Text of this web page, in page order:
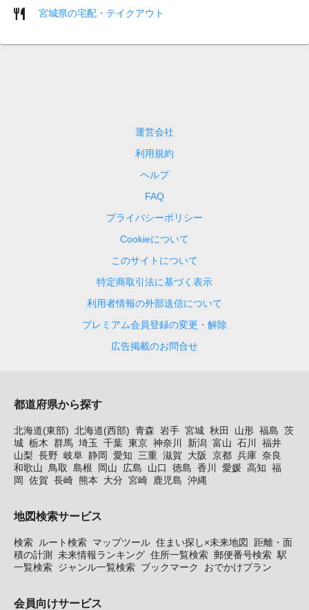
宮城県の宅配・テイクアウト
運営会社
利用規約
ヘルプ
FAQ
プライバシーポリシー
Cookieについて
このサイトについて
特定商取引法に基づく表示
利用者情報の外部送信について
プレミアム会員登録の変更・解除
広告掲載のお問合せ
都道府県から探す
北海道(東部) 北海道(西部) 青森 岩手 宮城 秋田 山形 福島 茨
城 栃木 群馬 埼玉 千葉 東京 神奈川 新潟 富山 石川
福井
山梨 長野 岐阜 静岡 愛知 三重 滋賀 大阪 京都 兵庫 奈良
和歌山
鳥取 島根 岡山 広島 山口 徳島 香川 愛媛 高知 福
岡
佐賀 長崎 熊本 大分 宮崎 鹿児島 沖縄
地図検索サービス
検索 ルート検索 マップツール 住まい探し×未来地図
距離・面
積の計測 未来情報ランキング 住所一覧検索 郵便番号検索 駅
一覧検索 ジャンル一覧検索 ブックマーク おでかけプラン
会員向けサービス